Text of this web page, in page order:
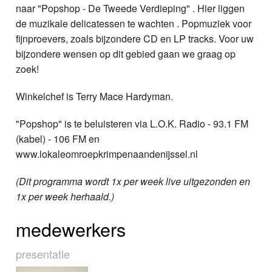
naar "Popshop - De Tweede Verdieping" . Hier liggen
de muzikale delicatessen te wachten . Popmuziek voor
fijnproevers, zoals bijzondere CD en LP tracks. Voor uw
bijzondere wensen op dit gebied gaan we graag op
zoek!
Winkelchef is Terry Mace Hardyman.
"Popshop" is te beluisteren via L.O.K. Radio - 93.1 FM
(kabel) - 106 FM en
www.lokaleomroepkrimpenaandenijssel.nl
(Dit programma wordt 1x per week live uitgezonden en
1x per week herhaald.)
medewerkers
presentatie